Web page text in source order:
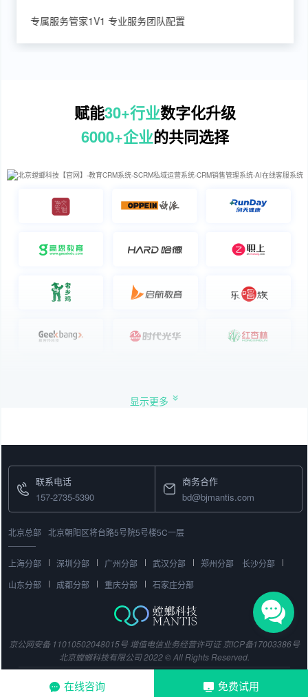
在线咨询 免费试用
专属服务管家1V1 专业服务团队配置
赋能30+行业数字化升级
6000+企业的共同选择
显示更多
联系电话
157-2735-5390
商务合作
bd@bjmantis.com
北京总部 北京朝阳区将台路5号院5号楼5C一层
上海分部 深圳分部 广州分部 武汉分部 郑州分部
长沙分部
山东分部
成都分部 重庆分部 石家庄分部
京公网安备 11010502048015号 增值电信业务经营许可证 京ICP备17003386号
北京螳螂科技有限公司 2022 © All Rights Reserved.